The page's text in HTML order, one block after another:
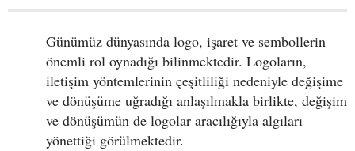
Günümüz dünyasında logo, işaret ve sembollerin
önemli rol oynadığı bilinmektedir. Logoların,
iletişim yöntemlerinin çeşitliliği nedeniyle değişime
ve dönüşüme uğradığı anlaşılmakla birlikte, değişim
ve dönüşümün de logolar aracılığıyla algıları
yönettiği görülmektedir.